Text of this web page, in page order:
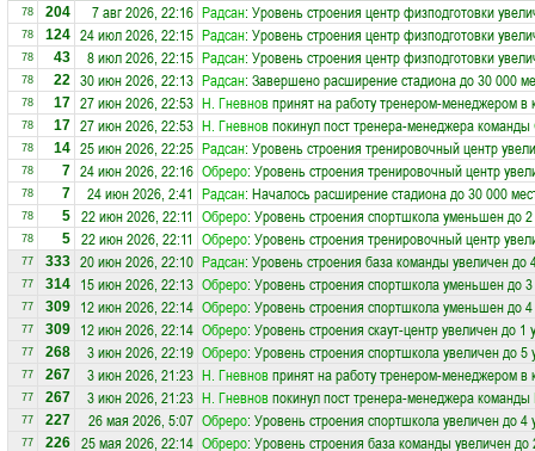
78 204 7 авг 2026, 22:16 Радсан: Уровень строения центр физподготовки
78 124 24 июл 2026, 22:15 Радсан: Уровень строения центр физподготовки
78 43 8 июл 2026, 22:15 Радсан: Уровень строения центр физподготовки
78 22 30 июн 2026, 22:13 Радсан: Завершено расширение стадиона до 30 000
78 17 27 июн 2026, 22:53 Н. Гневновпринят на работу тренером-менеджером в
78 17 27 июн 2026, 22:53 Н. Гневновпокинул пост тренера-менеджера команды
78 14 25 июн 2026, 22:25 Радсан: Уровень строения тренировочный центр
78 7 24 июн 2026, 22:16 Обреро: Уровень строения тренировочный центр
78 7 24 июн 2026, 2:41 Радсан: Началось расширение стадиона до 30 000
78 5 22 июн 2026, 22:11 Обреро: Уровень строения спортшкола уменьшен до
78 5 22 июн 2026, 22:11 Обреро: Уровень строения тренировочный центр
77 333 20 июн 2026, 22:10 Радсан: Уровень строения база команды увеличен до
77 314 15 июн 2026, 22:13 Обреро: Уровень строения спортшкола уменьшен до
77 309 12 июн 2026, 22:14 Обреро: Уровень строения спортшкола уменьшен до
77 309 12 июн 2026, 22:14 Обреро: Уровень строения скаут-центр увеличен до 1
77 268 3 июн 2026, 22:19 Обреро: Уровень строения спортшкола увеличен до 5
77 267 3 июн 2026, 21:23 Н. Гневновпринят на работу тренером-менеджером в
77 267 3 июн 2026, 21:23 Н. Гневновпокинул пост тренера-менеджера команды
77 227 26 мая 2026, 5:07 Обреро: Уровень строения спортшкола увеличен до 4
77 226 25 мая 2026, 22:14 Обреро: Уровень строения база команды увеличен до